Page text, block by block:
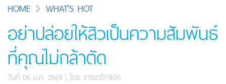
HOME WHAT'S HOT
อย่าปล่อยให้สิวเป็นความสัมพันธ์
ที่คุณไม่กล้าตัด
วันที่ 06 ม.ค. 2569 | โดย ราชเทวีคลินิก